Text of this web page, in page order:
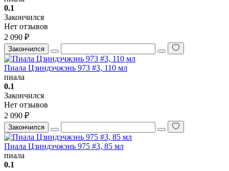
0.1
Закончился
Нет отзывов
2 090 ₽
Закончился
Пиала Цзиндэчжэнь 973 #3, 110 мл
пиала
0.1
Закончился
Нет отзывов
2 090 ₽
Закончился
Пиала Цзиндэчжэнь 975 #3, 85 мл
пиала
0.1